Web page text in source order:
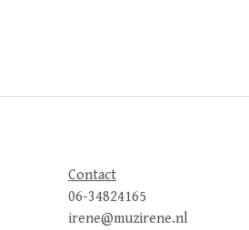
Contact
06-34824165
irene@muzirene.nl